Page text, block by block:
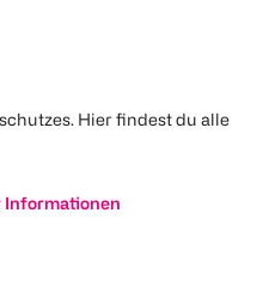
Hier findest du alle
Informationen